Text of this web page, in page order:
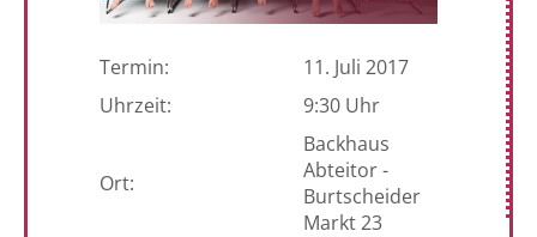
Termin:
11. Juli 2017
Uhrzeit:
9:30 Uhr
Ort:
Backhaus
Abteitor -
Burtscheider
Markt 23